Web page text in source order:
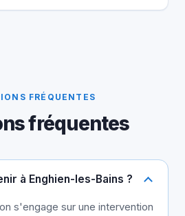
FRÉQUENTES
fréquentes
à Enghien-les-Bains ?
s'engage sur une intervention